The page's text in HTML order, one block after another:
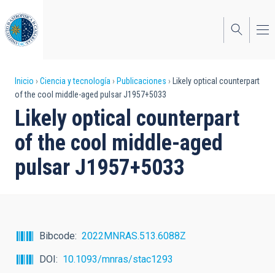
al
contenido
principal
Sobrescribir
enlaces
de
ayuda
a
Inicio Ciencia y tecnología Publicaciones
Likely optical counterpart
of the cool middle-aged pulsar J1957+5033
Likely optical counterpart
of the cool middle-aged
pulsar J1957+5033
Bibcode
2022MNRAS.513.6088Z
DOI
10.1093/mnras/stac1293